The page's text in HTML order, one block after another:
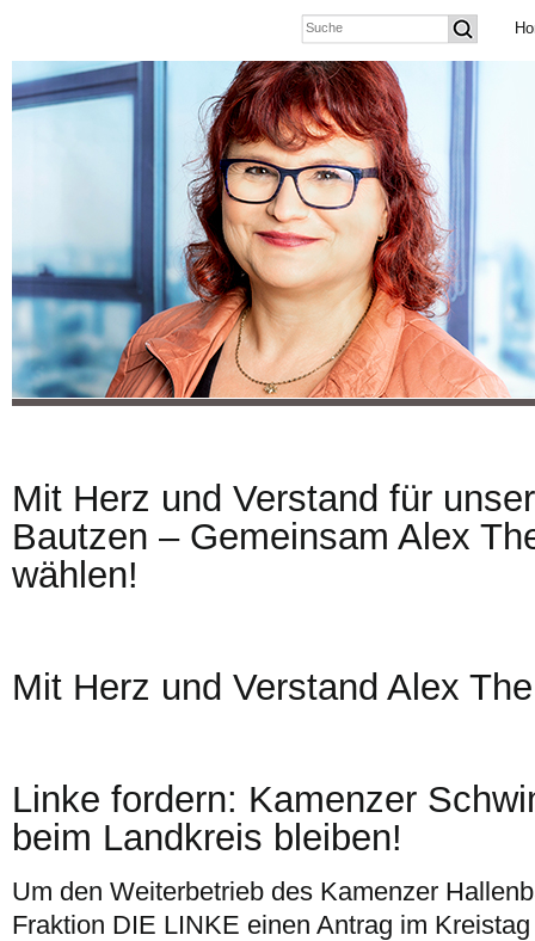
Mit Herz und Verstand für
Bautzen – Gemeinsam Alex
wählen!
Mit Herz und Verstand Alex
Linke fordern: Kamenzer
beim Landkreis bleiben!
Um den Weiterbetrieb des Kamenzer
Fraktion DIE LINKE einen Antrag im